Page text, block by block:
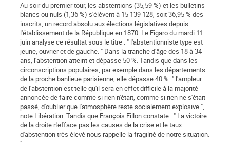
Au soir du premier tour, les abstentions (35,59 %) et les bulletins
blancs ou nuls (1,36 %) s'élèvent à 15 139 128, soit 36,95 % des
inscrits, un record absolu aux élections législatives depuis
l'établissement de la République en 1870. Le Figaro du mardi 11
juin analyse ce résultat sous le titre : " l'abstentionniste type est
jeune, ouvrier et de gauche. " Dans la tranche d'âge des 18 à 34
ans, l'abstention atteint et dépasse 50 %. Tandis que dans les
circonscriptions populaires, par exemple dans les départements
de la proche banlieue parisienne, elle dépasse 40 %. " l'ampleur
de l'abstention est telle qu'il sera en effet difficile à la majorité
annoncée de faire comme si rien n'était, comme si rien ne s'était
passé, d'oublier que l'atmosphère reste socialement explosive ",
note Libération. Tandis que François Fillon constate : " La victoire
de la droite n'efface pas les causes de la crise et le taux
d'abstention très élevé nous rappelle la fragilité de notre situation.
"